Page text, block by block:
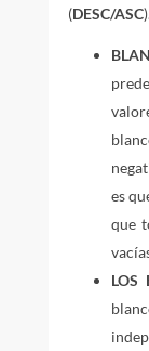
(DESC/ASC
es
que
LOS